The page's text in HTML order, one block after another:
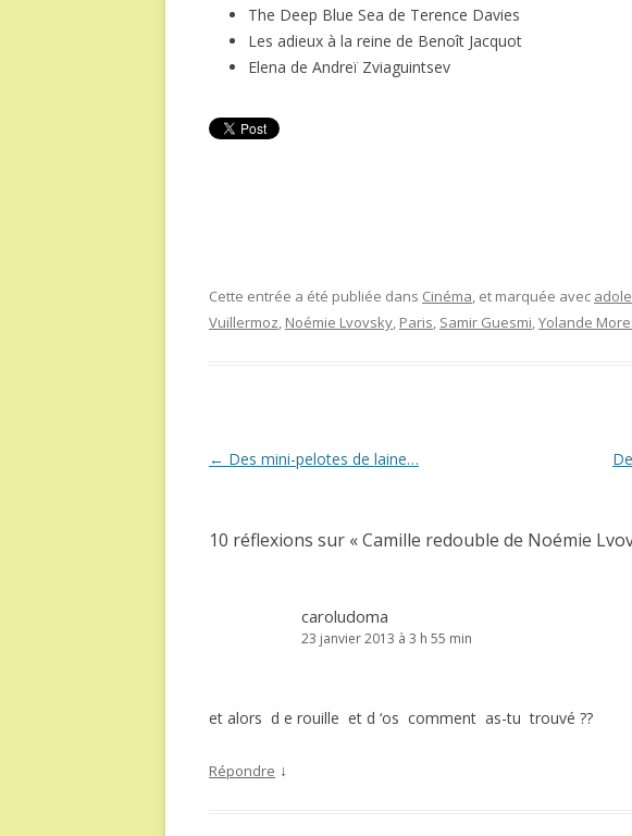
The Deep Blue Sea de Terence Davies
Les adieux à la reine de Benoît Jacquot
Elena de Andreï Zviaguintsev
Cette entrée a été publiée dans Cinéma, et marquée avec
Vuillermoz, Noémie Lvovsky, Paris, Samir Guesmi,Yolande
Navigation
← Des mini-pelotes de laine…
10 réflexions sur «Camille redouble de Noémie
caroludoma
23 janvier 2013 à 3 h 55 min
et alors d e rouille et d ‘os comment as-tu trouvé ??
Répondre ↓